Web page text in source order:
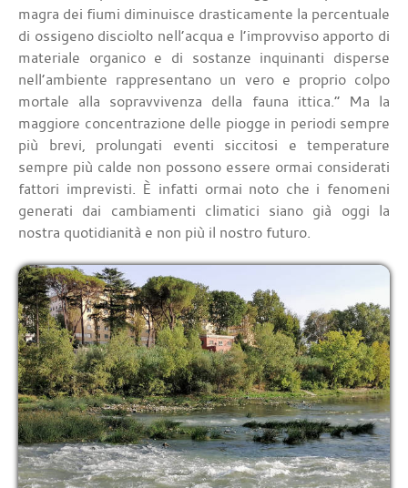
magra dei fiumi diminuisce drasticamente la percentuale
di ossigeno disciolto nell’acqua e l’improvviso apporto di
materiale organico e di sostanze inquinanti disperse
nell’ambiente rappresentano un vero e proprio colpo
mortale alla sopravvivenza della fauna ittica.” Ma la
maggiore concentrazione delle piogge in periodi sempre
più brevi, prolungati eventi siccitosi e temperature
sempre più calde non possono essere ormai considerati
fattori imprevisti. È infatti ormai noto che i fenomeni
generati dai cambiamenti climatici siano già oggi la
nostra quotidianità e non più il nostro futuro.